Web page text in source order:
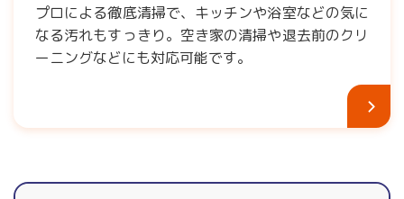
プロによる徹底清掃で、キッチンや浴室などの気に
なる汚れもすっきり。空き家の清掃や退去前のクリ
ーニングなどにも対応可能です。